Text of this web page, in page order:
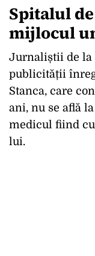
Spitalul
mijlocul
Jurnaliștii de la
publicității
Stanca, care
ani, nu se află
medicul fiind
lui.